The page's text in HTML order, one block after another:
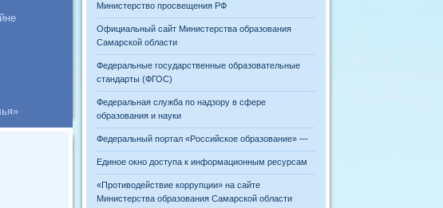
Министерство просвещения РФ
Официальный сайт Министерства образования
Самарской области
Федеральные государственные образовательные
стандарты (ФГОС)
Федеральная служба по надзору в сфере
образования и науки
Федеральный портал «Российское образование» —
Единое окно доступа к информационным ресурсам
«Противодействие коррупции» на сайте
Министерства образования Самарской области